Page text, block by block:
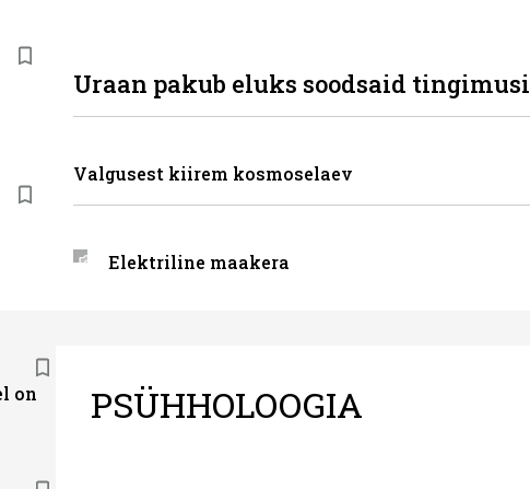
Uraan pakub eluks soodsaid tingimusi
Valgusest kiirem kosmoselaev
Elektriline maakera
on
PSÜHHOLOOGIA